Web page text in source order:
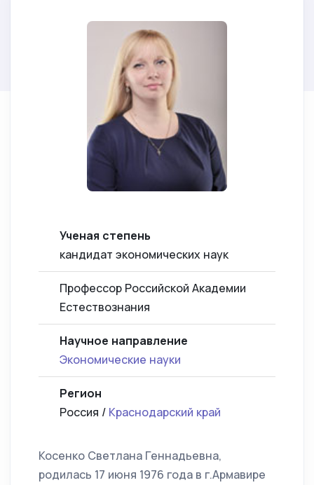
Ученая степень
кандидат экономических наук
Профессор Российской Академии
Естествознания
Научное направление
Экономические науки
Регион
Россия / Краснодарский край
Косенко Светлана Геннадьевна,
родилась 17 июня 1976 года в г.Армавире